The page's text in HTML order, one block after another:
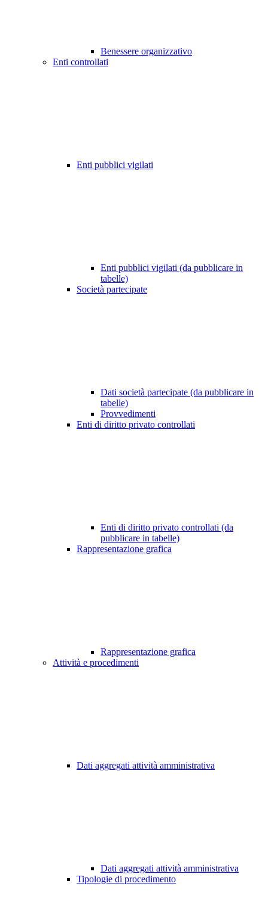
Benessere organizzativo
Enti controllati
Enti pubblici vigilati
Enti pubblici vigilati (da pubblicare in
tabelle)
Società partecipate
Dati società partecipate (da pubblicare in
tabelle)
Provvedimenti
Enti di diritto privato controllati
Enti di diritto privato controllati (da
pubblicare in tabelle)
Rappresentazione grafica
Rappresentazione grafica
Attività e procedimenti
Dati aggregati attività amministrativa
Dati aggregati attività amministrativa
Tipologie di procedimento